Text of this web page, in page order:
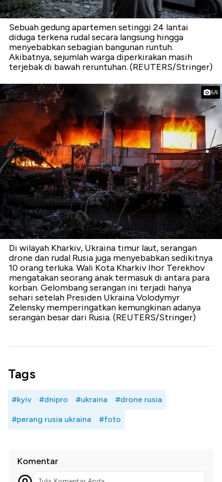
Sebuah gedung apartemen setinggi 24 lantai
diduga terkena rudal secara langsung hingga
menyebabkan sebagian bangunan runtuh.
Akibatnya, sejumlah warga diperkirakan masih
terjebak di bawah reruntuhan. (REUTERS/Stringer)
6/6
Di wilayah Kharkiv, Ukraina timur laut, serangan
drone dan rudal Rusia juga menyebabkan sedikitnya
10 orang terluka. Wali Kota Kharkiv Ihor Terekhov
mengatakan seorang anak termasuk di antara para
korban. Gelombang serangan ini terjadi hanya
sehari setelah Presiden Ukraina Volodymyr
Zelensky memperingatkan kemungkinan adanya
serangan besar dari Rusia. (REUTERS/Stringer)
Tags
#kyiv #dnipro #ukraina #drone rusia
#perang rusia ukraina #foto
Komentar